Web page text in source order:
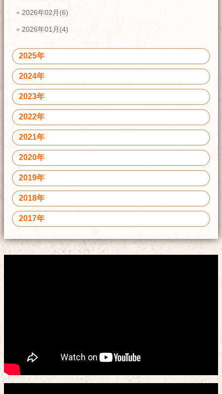
2026年02月(6)
2026年01月(4)
2025年
2024年
2023年
2022年
2021年
2020年
2019年
2018年
2017年